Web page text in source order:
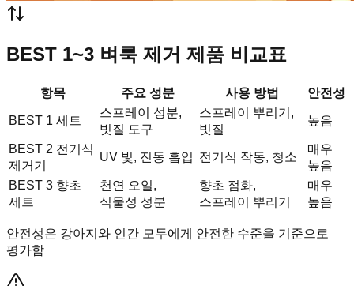
BEST 1~3 벼룩 제거 제품 비교표
항목 주요 성분 사용 방법 안전성
BEST 1 세트
스프레이 성분,
빗질 도구
스프레이 뿌리기,
빗질
높음
BEST 2 전기식
제거기
UV 빛, 진동 흡입 전기식 작동, 청소
매우
높음
BEST 3 향초
세트
천연 오일,
식물성 성분
향초 점화,
스프레이 뿌리기
매우
높음
안전성은 강아지와 인간 모두에게 안전한 수준을 기준으로
평가함